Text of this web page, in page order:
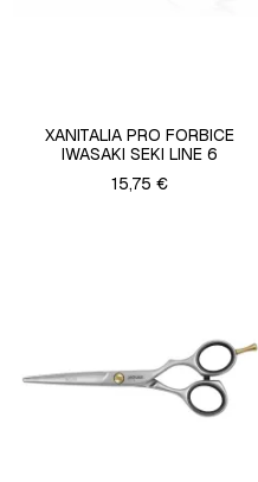
XANITALIA PRO FORBICE
IWASAKI SEKI LINE 6
15,75 €